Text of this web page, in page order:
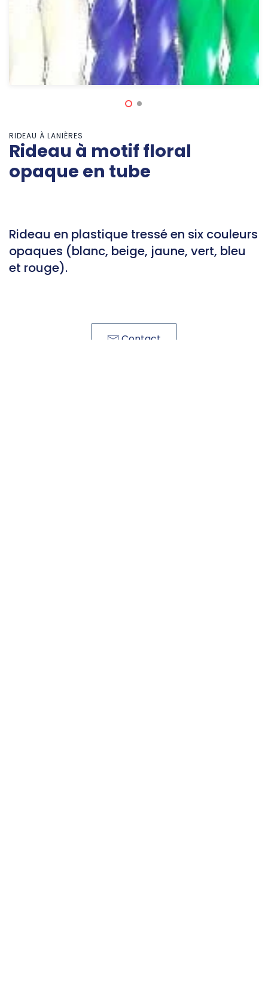
RIDEAU À LANIÈRES
Rideau à motif floral
opaque en tube
Rideau en plastique tressé en six couleurs
opaques (blanc, beige, jaune, vert, bleu
et rouge).
Contact